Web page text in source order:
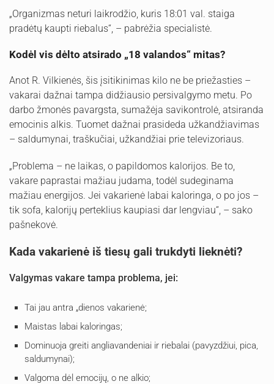
„Organizmas neturi laikrodžio, kuris 18:01 val. staiga
pradėtų kaupti riebalus“, – pabrėžia specialistė.
Kodėl vis dėlto atsirado „18 valandos“ mitas?
Anot R. Vilkienės, šis įsitikinimas kilo ne be priežasties –
vakarai dažnai tampa didžiausio persivalgymo metu. Po
darbo žmonės pavargsta, sumažėja savikontrolė, atsiranda
emocinis alkis. Tuomet dažnai prasideda užkandžiavimas
– saldumynai, traškučiai, užkandžiai prie televizoriaus.
„Problema – ne laikas, o papildomos kalorijos. Be to,
vakare paprastai mažiau judama, todėl sudeginama
mažiau energijos. Jei vakarienė labai kaloringa, o po jos –
tik sofa, kalorijų perteklius kaupiasi dar lengviau“, – sako
pašnekovė.
Kada vakarienė iš tiesų gali trukdyti lieknėti?
Valgymas vakare tampa problema, jei:
Tai jau antra „dienos vakarienė;
Maistas labai kaloringas;
Dominuoja greiti angliavandeniai ir riebalai (pavyzdžiui, pica,
saldumynai);
Valgoma dėl emocijų, o ne alkio;